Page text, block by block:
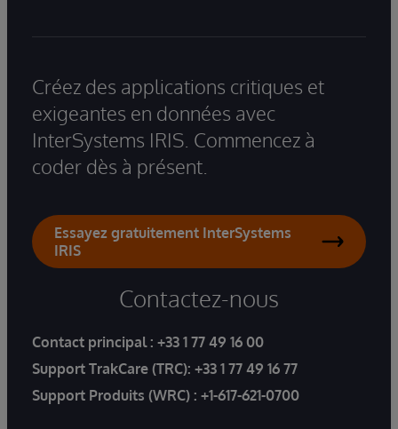
Créez des applications critiques et
exigeantes en données avec
InterSystems IRIS. Commencez à
coder dès à présent.
Essayez gratuitement InterSystems
IRIS
Contactez-nous
Contact principal : +33 1 77 49 16 00
Support TrakCare (TRC): +33 1 77 49 16 77
Support Produits (WRC) : +1-617-621-0700